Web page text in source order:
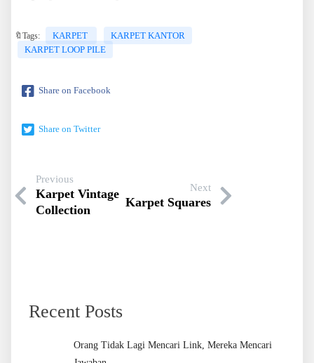
🔖Tags: KARPET
KARPET KANTOR
KARPET LOOP PILE
Share on Facebook
Share on Twitter
Previous
Karpet Vintage
Collection
Next
Karpet Squares
Recent Posts
Orang Tidak Lagi Mencari Link, Mereka Mencari